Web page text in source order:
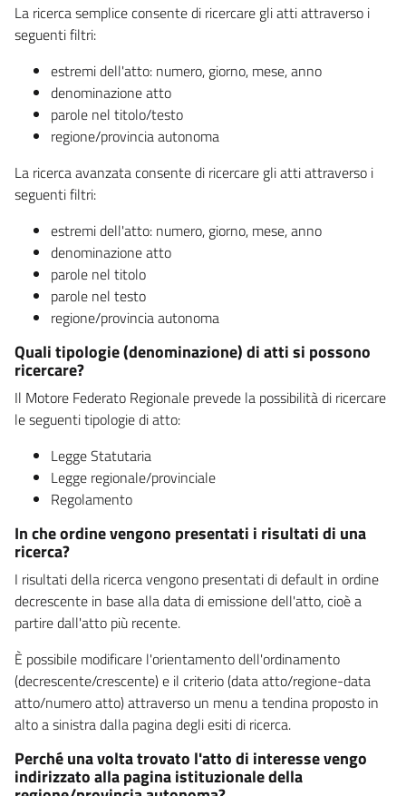
La ricerca semplice consente di ricercare gli atti attraverso i
seguenti filtri:
estremi dell'atto: numero, giorno, mese, anno
denominazione atto
parole nel titolo/testo
regione/provincia autonoma
La ricerca avanzata consente di ricercare gli atti attraverso i
seguenti filtri:
estremi dell'atto: numero, giorno, mese, anno
denominazione atto
parole nel titolo
parole nel testo
regione/provincia autonoma
Quali tipologie (denominazione) di atti si possono
ricercare?
Il Motore Federato Regionale prevede la possibilità di ricercare
le seguenti tipologie di atto:
Legge Statutaria
Legge regionale/provinciale
Regolamento
In che ordine vengono presentati i risultati di una
ricerca?
I risultati della ricerca vengono presentati di default in ordine
decrescente in base alla data di emissione dell'atto, cioè a
partire dall'atto più recente.
È possibile modificare l'orientamento dell'ordinamento
(decrescente/crescente) e il criterio (data atto/regione-data
atto/numero atto) attraverso un menu a tendina proposto in
alto a sinistra dalla pagina degli esiti di ricerca.
Perché una volta trovato l'atto di interesse vengo
indirizzato alla pagina istituzionale della